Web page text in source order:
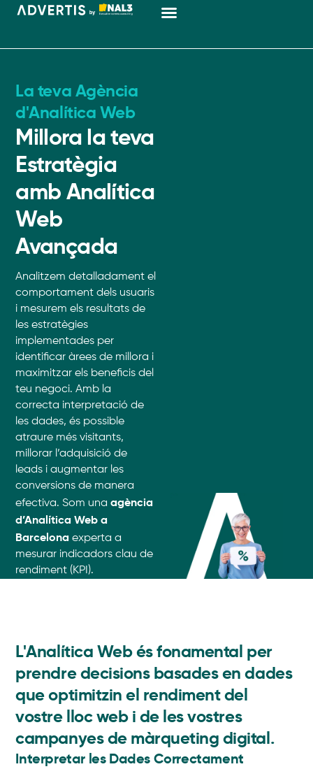
La teva Agència
d'Analítica Web
Millora la teva
Estratègia
amb Analítica
Web
Avançada
Analitzem detalladament el
comportament dels usuaris
i mesurem els resultats de
les estratègies
implementades per
identificar àrees de millora i
maximitzar els beneficis del
teu negoci. Amb la
correcta interpretació de
les dades, és possible
atraure més visitants,
millorar l’adquisició de
leads i augmentar les
conversions de manera
efectiva. Som unaagència
d’Analítica Web a
Barcelona experta a
mesurar indicadors clau de
rendiment (KPI).
L'Analítica Web és fonamental per
prendre decisions basades en dades
que optimitzin el rendiment del
vostre lloc web i de les vostres
campanyes de màrqueting digital.
Interpretar les Dades Correctament